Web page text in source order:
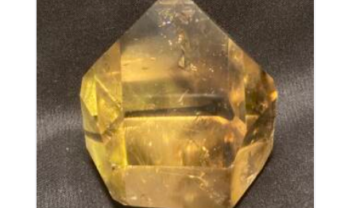
Citrine Naturelle Retaillée
150€